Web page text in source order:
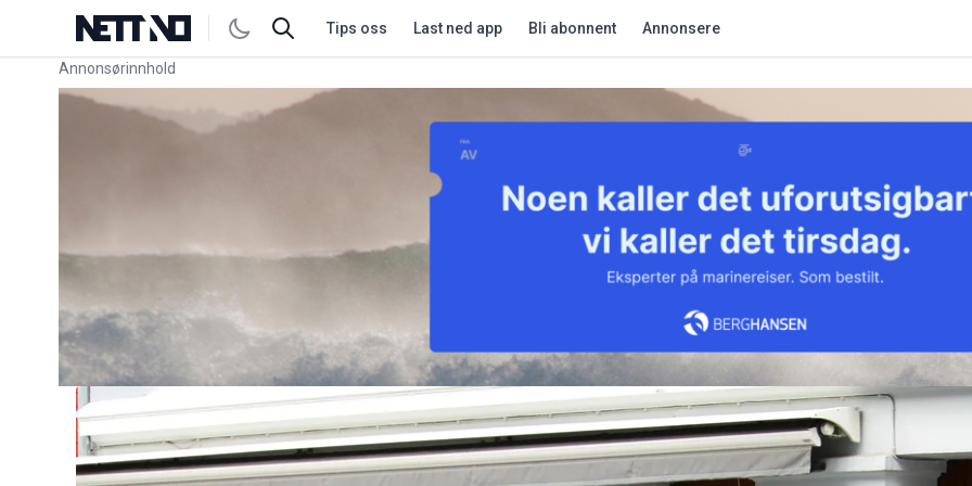
Tips oss Last ned app Bli abonnent Annonsere
Annonsørinnhold
Link for annonse